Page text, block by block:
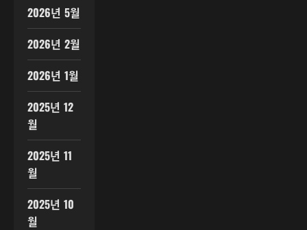
2026년 5월
2026년 2월
2026년 1월
2025년 12
월
2025년 11
월
2025년 10
월